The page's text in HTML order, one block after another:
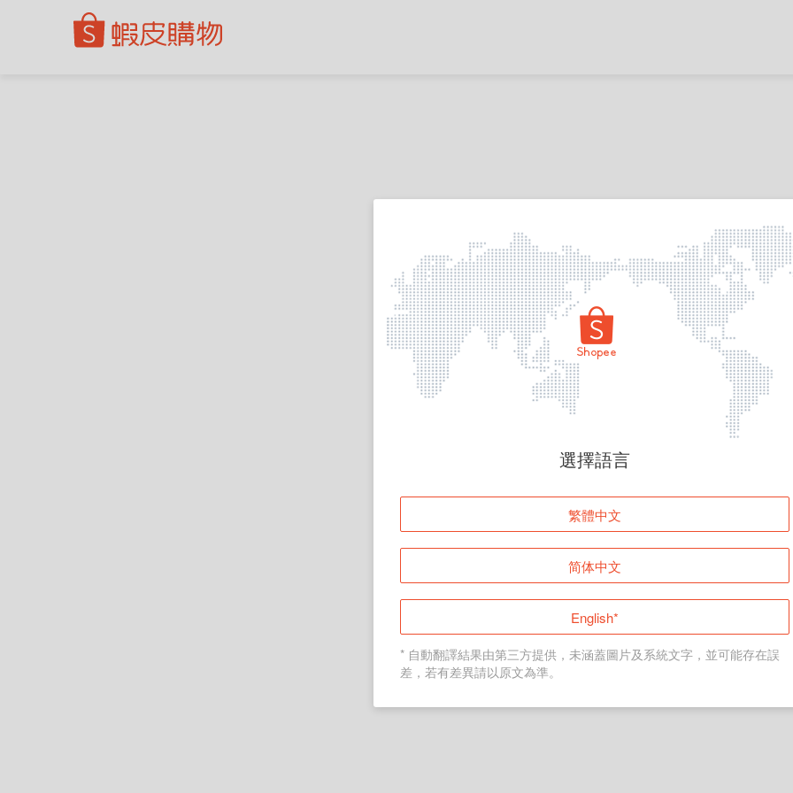
頁面無法顯示
登入
返回首頁
選擇語言
繁體中文
简体中文
English*
* 自動翻譯結果由第三方提供，未涵蓋圖片及系統文字，並可能存在誤
差，若有差異請以原文為準。